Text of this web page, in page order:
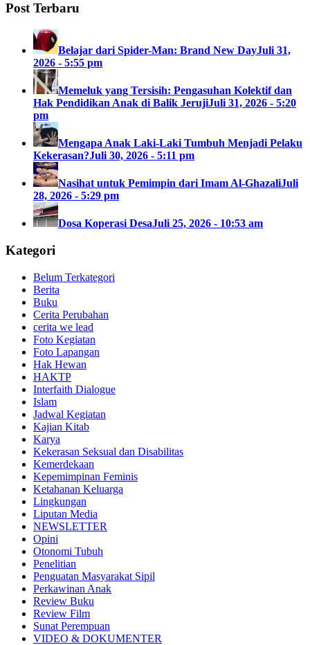
Post Terbaru
Belajar dari Spider-Man: Brand New DayJuli 31,
2026 - 5:55 pm
Memeluk yang Tersisih: Pengasuhan Kolektif dan
Hak Pendidikan Anak di Balik JerujiJuli 31, 2026 - 5:20
pm
Mengapa Anak Laki-Laki Tumbuh Menjadi Pelaku
Kekerasan?Juli 30, 2026 - 5:11 pm
Nasihat untuk Pemimpin dari Imam Al-GhazaliJuli
28, 2026 - 5:29 pm
Dosa Koperasi DesaJuli 25, 2026 - 10:53 am
Kategori
Belum Terkategori
Berita
Buku
Cerita Perubahan
cerita we lead
Foto Kegiatan
Foto Lapangan
Hak Hewan
HAKTP
Interfaith Dialogue
Islam
Jadwal Kegiatan
Kajian Kitab
Karya
Kekerasan Seksual dan Disabilitas
Kemerdekaan
Kepemimpinan Feminis
Ketahanan Keluarga
Lingkungan
Liputan Media
NEWSLETTER
Opini
Otonomi Tubuh
Penelitian
Penguatan Masyarakat Sipil
Perkawinan Anak
Review Buku
Review Film
Sunat Perempuan
VIDEO & DOKUMENTER